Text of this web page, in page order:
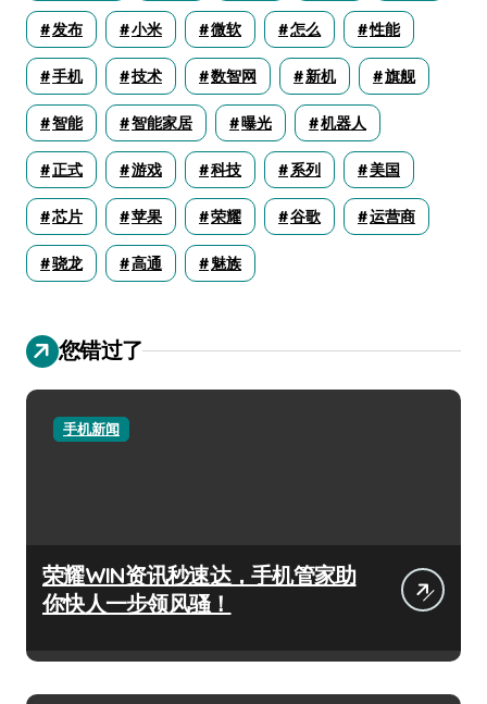
发布 小米 微软 怎么 性能
手机 技术 数智网 新机 旗舰
智能 智能家居 曝光 机器人
正式 游戏 科技 系列 美国
芯片 苹果 荣耀 谷歌 运营商
骁龙 高通 魅族
您错过了
手机新闻
荣耀WIN资讯秒速达，手机管家助
你快人一步领风骚！